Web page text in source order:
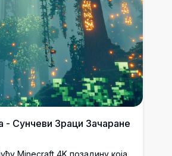
- Сунчеви Зраци Зачаране
Minecraft 4K позадину која